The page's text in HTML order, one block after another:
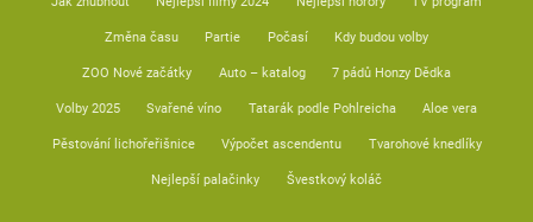
Změna času Partie Počasí Kdy budou volby
ZOO Nové začátky Auto – katalog 7 pádů Honzy Dědka
Volby 2025 Svařené víno Tatarák podle Pohlreicha Aloe vera
Pěstování lichořeřišnice Výpočet ascendentu Tvarohové knedlíky
Nejlepší palačinky Švestkový koláč